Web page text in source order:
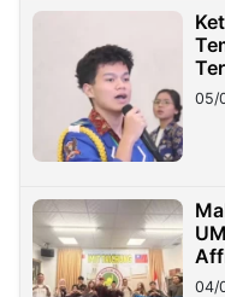
05/
04/